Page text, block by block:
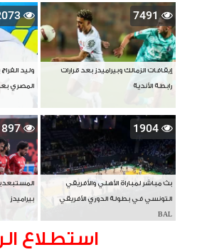
7491
إيقافات الزمالك وبيراميدز بعد قرارات
رابطة الأندية
وليد
المصري
1904
بث مباشر لمباراة الأهلي والأفريقي
التونسي في بطولة الدوري الأفريقي
BAL
بيراميدز
استطلاع